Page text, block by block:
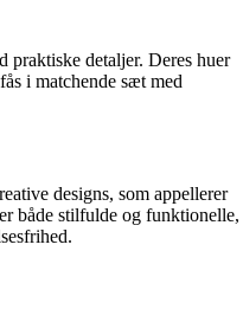
praktiske detaljer. Deres huer
i matchende sæt med
designs, som appellerer
både stilfulde og funktionelle,